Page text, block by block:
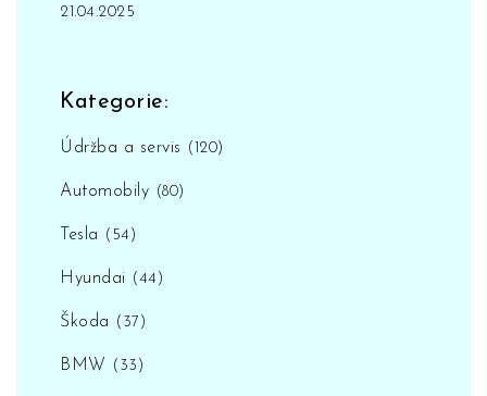
21.04.2025
Kategorie:
Údržba a servis (120)
Automobily (80)
Tesla (54)
Hyundai (44)
Škoda (37)
BMW (33)